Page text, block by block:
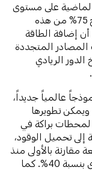
على مستوى
العالم أكثر من أي دولة أخرى، حيث تم إنتاج 75% من هذه
إضافة الطاقة
المصادر المتجددة
الريادي
عالمياً جديداً،
تطويرها
براكة في
تحميل الوقود،
بالأولى منذ
بدء الجاهزية التشغيلية إلى التشغيل التجاري بنسبة 40%. كما